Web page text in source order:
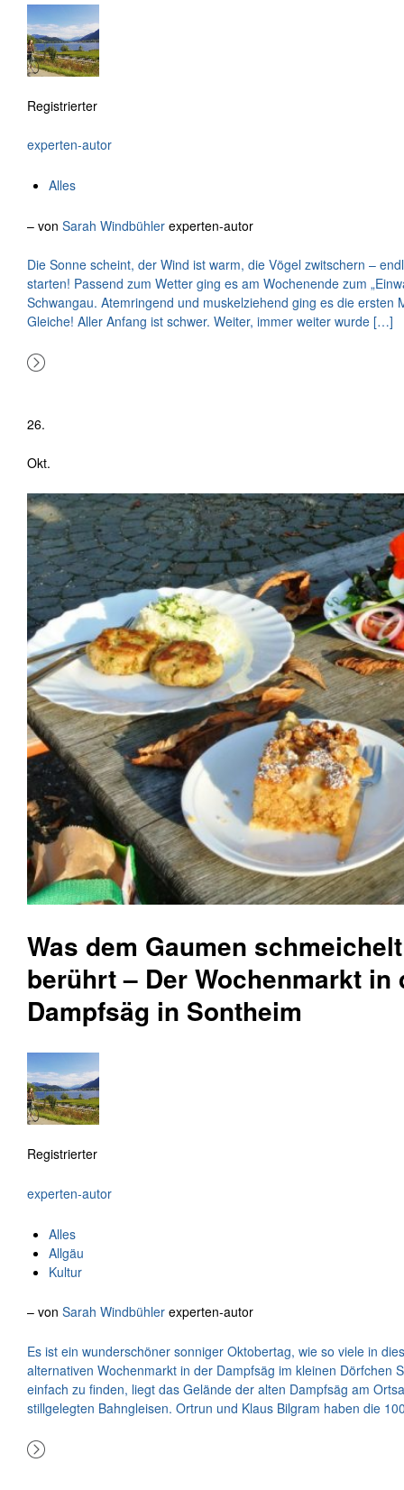
Registrierter
experten-autor
Alles
– von Sarah Windbühler experten-autor
Die Sonne scheint, der Wind ist warm, die Vögel zwitschern –
starten! Passend zum Wetter ging es am Wochenende zum
Schwangau. Atemringend und muskelziehend ging es die ersten
Gleiche! Aller Anfang ist schwer. Weiter, immer weiter wurde […]
26.
Okt.
Was dem Gaumen
berührt – Der Wochenmarkt
Dampfsäg in Sontheim
Registrierter
experten-autor
Alles
Allgäu
Kultur
– von Sarah Windbühler experten-autor
Es ist ein wunderschöner sonniger Oktobertag, wie so viele in
alternativen Wochenmarkt in der Dampfsäg im kleinen Dörfchen
einfach zu finden, liegt das Gelände der alten Dampfsäg am
stillgelegten Bahngleisen. Ortrun und Klaus Bilgram haben die